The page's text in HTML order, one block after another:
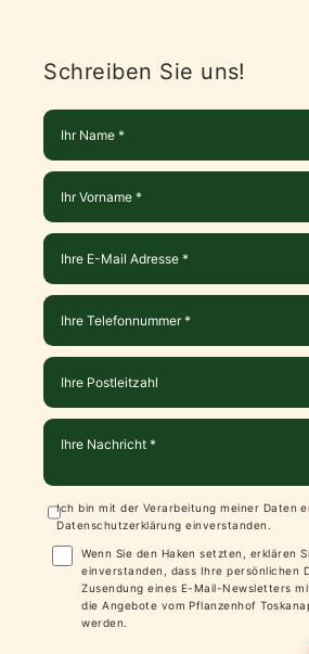
Schreiben Sie uns!
Ich bin mit der Verarbeitung meiner Daten
Datenschutzerklärung einverstanden.
Wenn Sie den Haken setzten, erklären
einverstanden, dass Ihre persönlichen
Zusendung eines E-Mail-Newsletters
die Angebote vom Pflanzenhof
werden.